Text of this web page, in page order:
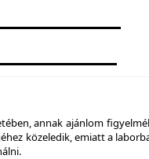
annak ajánlom
közeledik, emiatt a